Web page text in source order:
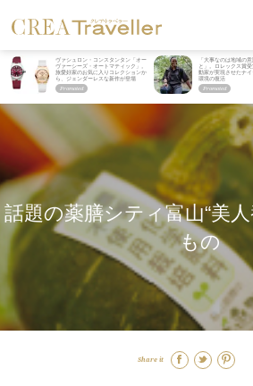
ヴァシュロン・コンスタンタン「オー
ヴァーシーズ・オートマティック」。
旅愛好家のお気に入りコレクションか
ら、ジェンダーレスな新作が登場
「大事なのは地域の意
と」。ロレックス賞
動家が実現させたナ
環境の復活
話題の薬膳シティ富山“美
もの
Share it